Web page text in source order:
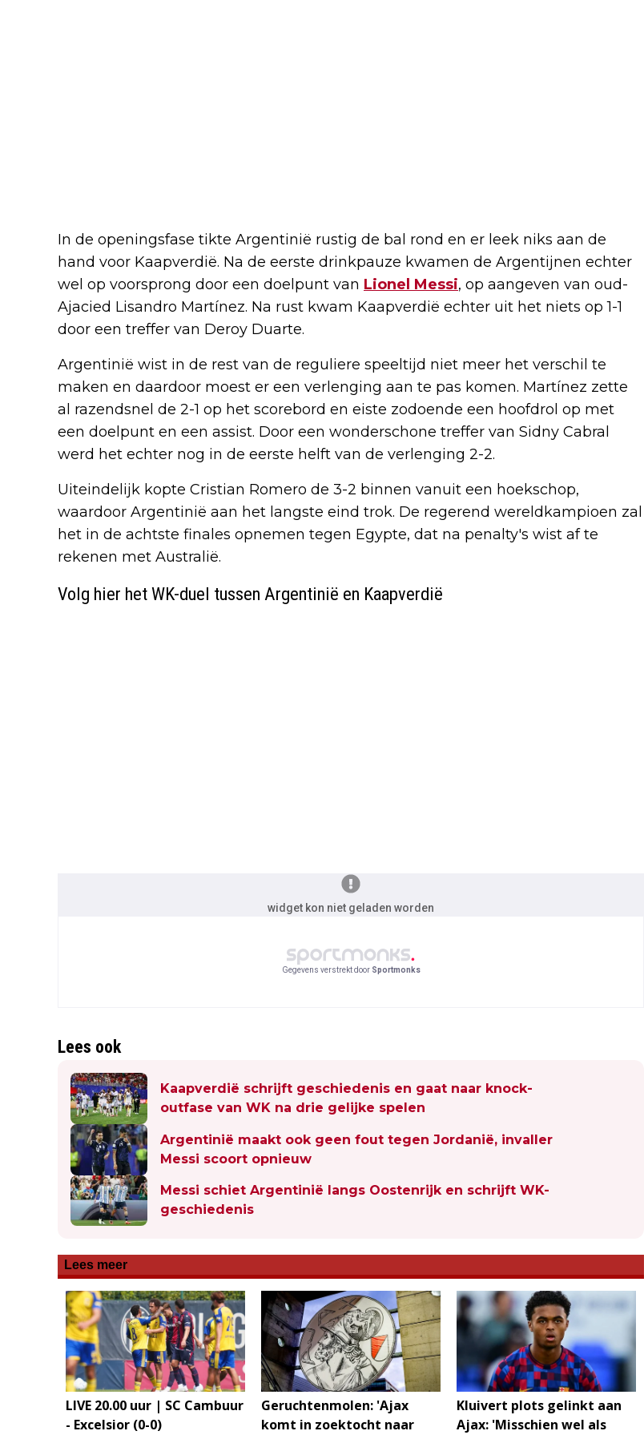
In de openingsfase tikte Argentinië rustig de bal rond en er leek niks aan de
hand voor Kaapverdië. Na de eerste drinkpauze kwamen de Argentijnen echter
wel op voorsprong door een doelpunt van Lionel Messi, op aangeven van oud-
Ajacied Lisandro Martínez. Na rust kwam Kaapverdië echter uit het niets op 1-1
door een treffer van Deroy Duarte.
Argentinië wist in de rest van de reguliere speeltijd niet meer het verschil te
maken en daardoor moest er een verlenging aan te pas komen. Martínez zette
al razendsnel de 2-1 op het scorebord en eiste zodoende een hoofdrol op met
een doelpunt en een assist. Door een wonderschone treffer van Sidny Cabral
werd het echter nog in de eerste helft van de verlenging 2-2.
Uiteindelijk kopte Cristian Romero de 3-2 binnen vanuit een hoekschop,
waardoor Argentinië aan het langste eind trok. De regerend wereldkampioen zal
het in de achtste finales opnemen tegen Egypte, dat na penalty's wist af te
rekenen met Australië.
Volg hier het WK-duel tussen Argentinië en Kaapverdië
widget kon niet geladen worden
Gegevens verstrekt door Sportmonks
Lees ook
Kaapverdië schrijft geschiedenis en gaat naar knock-
outfase van WK na drie gelijke spelen
Argentinië maakt ook geen fout tegen Jordanië, invaller
Messi scoort opnieuw
Messi schiet Argentinië langs Oostenrijk en schrijft WK-
geschiedenis